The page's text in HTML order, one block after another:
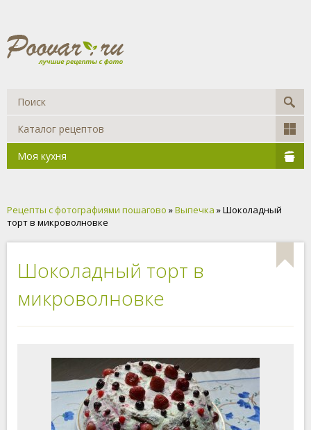
Каталог рецептов
Моя кухня
Рецепты с фотографиями пошагово »Выпечка » Шоколадный
торт в микроволновке
Шоколадный торт в
микроволновке